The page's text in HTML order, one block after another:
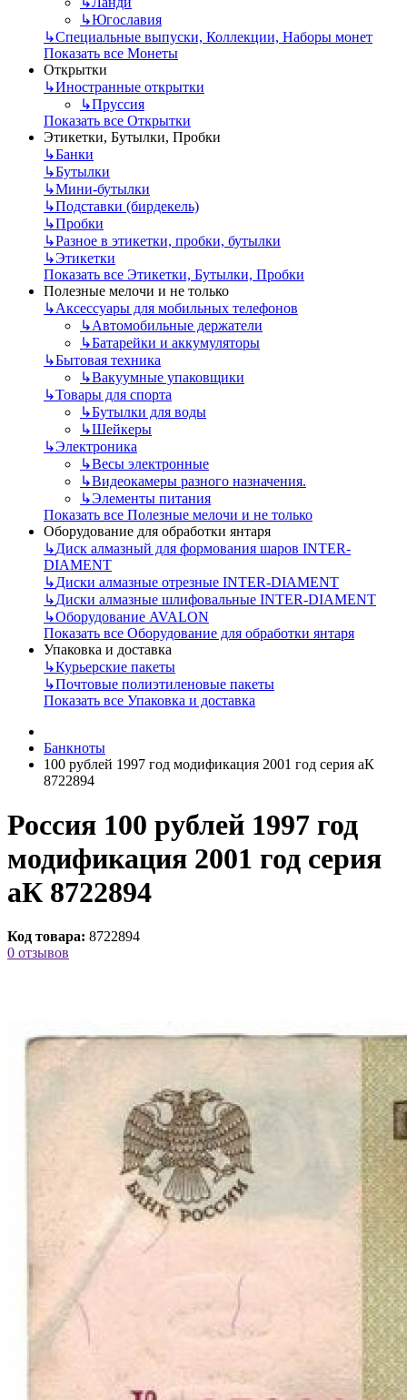
↳Югославия
↳Специальные выпуски, Коллекции, Наборы монет
Показать все Монеты
Открытки
↳Иностранные открытки
↳Пруссия
Показать все Открытки
Этикетки, Бутылки, Пробки
↳Банки
↳Бутылки
↳Мини-бутылки
↳Подставки (бирдекель)
↳Пробки
↳Разное в этикетки, пробки, бутылки
↳Этикетки
Показать все Этикетки, Бутылки, Пробки
Полезные мелочи и не только
↳Аксессуары для мобильных телефонов
↳Автомобильные держатели
↳Батарейки и аккумуляторы
↳Бытовая техника
↳Вакуумные упаковщики
↳Товары для спорта
↳Бутылки для воды
↳Шейкеры
↳Электроника
↳Весы электронные
↳Видеокамеры разного назначения.
↳Элементы питания
Показать все Полезные мелочи и не только
Оборудование для обработки янтаря
↳Диск алмазный для формования шаров INTER-
DIAMENT
↳Диски алмазные отрезные INTER-DIAMENT
↳Диски алмазные шлифовальные INTER-DIAMENT
↳Оборудование AVALON
Показать все Оборудование для обработки янтаря
Упаковка и доставка
↳Курьерские пакеты
↳Почтовые полиэтиленовые пакеты
Показать все Упаковка и доставка
Банкноты
100 рублей 1997 год модификация 2001 год серия аК
8722894
Россия 100 рублей 1997 год
модификация 2001 год серия
аК 8722894
Код товара: 8722894
0 отзывов